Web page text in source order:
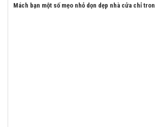
Mách bạn một số mẹo nhỏ dọn dẹp nhà cửa chỉ